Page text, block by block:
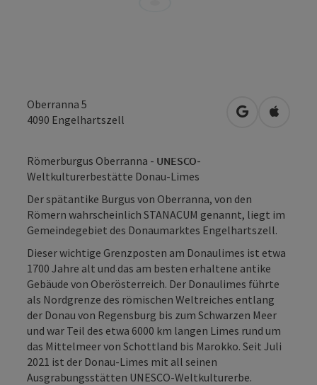
Oberranna 5
4090 Engelhartszell in Google
in
Römerburgus Oberranna - UNESCO-
Weltkulturerbestätte Donau-Limes
Der spätantike Burgus von Oberranna, von den
Römern wahrscheinlich STANACUM genannt, liegt im
Gemeindegebiet des Donaumarktes Engelhartszell.
Dieser wichtige Grenzposten am Donaulimes ist etwa
1700 Jahre alt und das am besten erhaltene antike
Gebäude von Oberösterreich. Der Donaulimes führte
als Nordgrenze des römischen Weltreiches entlang
der Donau von Regensburg bis zum Schwarzen Meer
und war Teil des etwa 6000 km langen Limes rund um
das Mittelmeer von Schottland bis Marokko. Seit Juli
2021 ist der Donau-Limes mit all seinen
Ausgrabungsstätten UNESCO-Weltkulturerbe.